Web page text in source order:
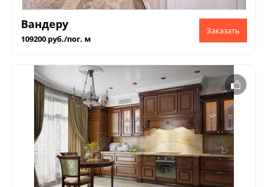
Вандеру
109200 руб./пог. м